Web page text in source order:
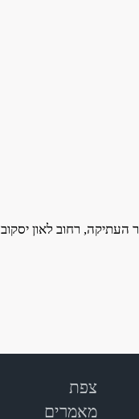
רחוב לאון יסקוב 1
צפת
מאמרים